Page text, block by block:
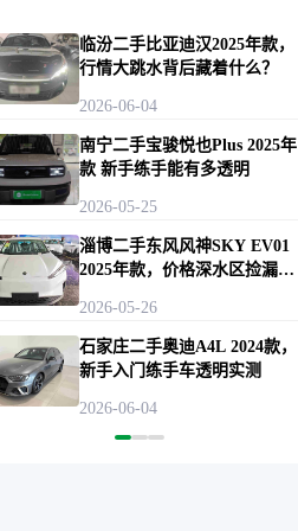
临汾二手比亚迪汉2025年款，
行情大跳水背后藏着什么？
2026-06-04
南宁二手宝骏悦也Plus 2025年
款 新手练手能有多透明
2026-05-25
淄博二手东风风神SKY EV01
2025年款，价格深水区捡漏还
2026-05-26
石家庄二手奥迪A4L 2024款，
新手入门练手车透明实测
2026-06-04